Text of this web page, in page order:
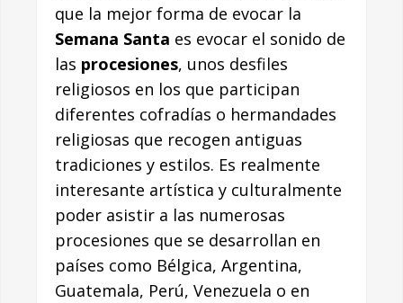
que la mejor forma de evocar la
Semana Santa es evocar el sonido de
las procesiones, unos desfiles
religiosos en los que participan
diferentes cofradías o hermandades
religiosas que recogen antiguas
tradiciones y estilos. Es realmente
interesante artística y culturalmente
poder asistir a las numerosas
procesiones que se desarrollan en
países como Bélgica, Argentina,
Guatemala, Perú, Venezuela o en